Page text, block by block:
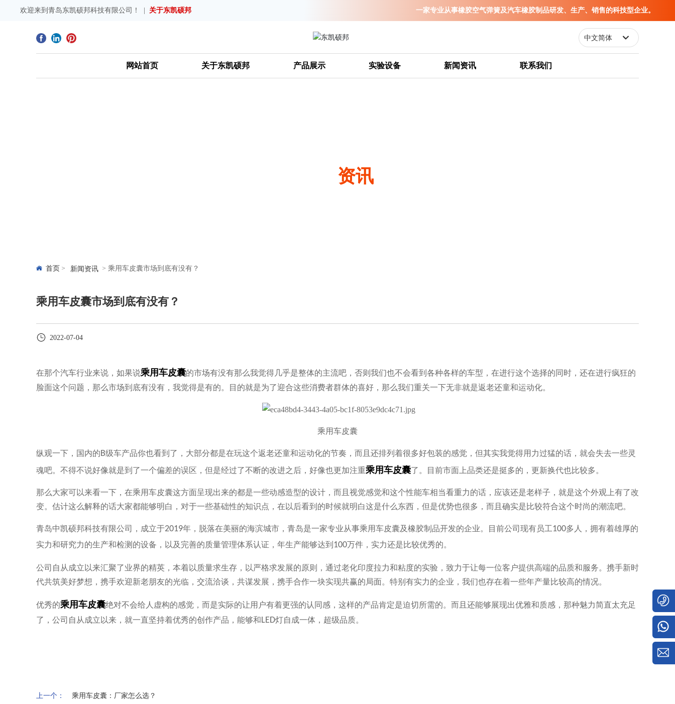
欢迎来到青岛东凯硕邦科技有限公司！ | 关于东凯硕邦 一家专业从事橡胶空气弹簧及汽车橡胶制品研发、生产、销售的科技型企业。
中文简体
English
网站首页 关于东凯硕邦 产品展示 实验设备 新闻资讯 联系我们
资讯
首页 新闻资讯 乘用车皮囊市场到底有没有？
乘用车皮囊市场到底有没有？
2022-07-04
在那个汽车行业来说，如果说乘用车皮囊的市场有没有那么我觉得几乎是整体的主流吧，否则我们也不会看到各种各样的车型，在进行这个选择的同时，还在进行疯狂的
脸面这个问题，那么市场到底有没有，我觉得是有的。目的就是为了迎合这些消费者群体的喜好，那么我们重关一下无非就是返老还童和运动化。
乘用车皮囊
纵观一下，国内的B级车产品你也看到了，大部分都是在玩这个返老还童和运动化的节奏，而且还排列着很多好包装的感觉，但其实我觉得用力过猛的话，就会失去一些灵
魂吧。不得不说好像就是到了一个偏差的误区，但是经过了不断的改进之后，好像也更加注重乘用车皮囊了。目前市面上品类还是挺多的，更新换代也比较多。
那么大家可以来看一下，在乘用车皮囊这方面呈现出来的都是一些动感造型的设计，而且视觉感觉和这个性能车相当看重力的话，应该还是老样子，就是这个外观上有了改
变。估计这么解释的话大家都能够明白，对于一些基础性的知识点，在以后看到的时候就明白这是什么东西，但是优势也很多，而且确实是比较符合这个时尚的潮流吧。
青岛中凯硕邦科技有限公司，成立于2019年，脱落在美丽的海滨城市，青岛是一家专业从事乘用车皮囊及橡胶制品开发的企业。目前公司现有员工100多人，拥有着雄厚的
实力和研究力的生产和检测的设备，以及完善的质量管理体系认证，年生产能够达到 100万件，实力还是比较优秀的。
公司自从成立以来汇聚了业界的精英，本着以质量求生存，以严格求发展的原则，通过老化印度拉力和粘度的实验，致力于让每一位客户提供高端的品质和服务。携手新时
代共筑美好梦想，携手欢迎新老朋友的光临，交流洽谈，共谋发展，携手合作一块实现共赢的局面。特别有实力的企业，我们也存在着一些年产量比较高的情况。
优秀的乘用车皮囊绝对不会给人虚构的感觉，而是实际的让用户有着更强的认同感，这样的产品肯定是迫切所需的。而且还能够展现出优雅和质感，那种魅力简直太充足
了，公司自从成立以来，就一直坚持着优秀的创作产品，能够和LED灯自成一体，超级品质。
上一个： 乘用车皮囊：厂家怎么选？